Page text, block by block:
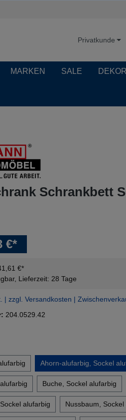
Privatkunde
MARKEN SALE
Schrankbett
€*
€*
Lieferzeit: 28 Tage
| zzgl. Versandkosten |
204.0529.42
Ahorn-alufarbig, Sockel
Buche, Sockel alufarbig
alufarbig Nussbaum, Sockel